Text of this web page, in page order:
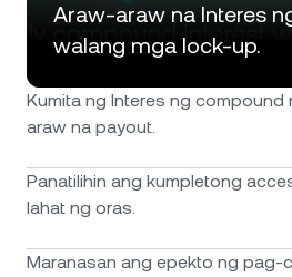
Araw-araw na Interes
walang mga lock-up.
Kumita ng Interes ng compound
araw na payout.
Panatilihin ang kumpletong
lahat ng oras.
Maranasan ang epekto ng pag-